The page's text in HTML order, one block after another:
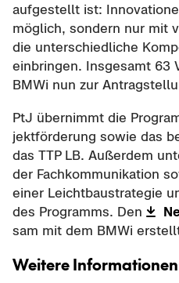
auf­ge­stellt ist:
mög­lich, son­dern nur mit
die un­ter­schied­li­che
ein­brin­gen. Ins­ge­samt 63
BMWi nun zur
PtJ über­nimmt die
jekt­för­de­rung sowie das
das TTP LB. Au­ßer­dem
der Fach­kom­mu­ni­ka­ti­on
einer Leicht­bau­s­tra­te­gie
des Pro­gramms. Den
sam mit dem BMWi
Wei­te­re